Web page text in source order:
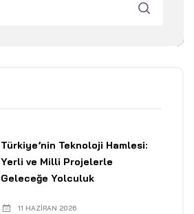
Türkiye’nin Teknoloji Hamlesi:
Yerli ve Milli Projelerle
Geleceğe Yolculuk
11 HAZIRAN 2026